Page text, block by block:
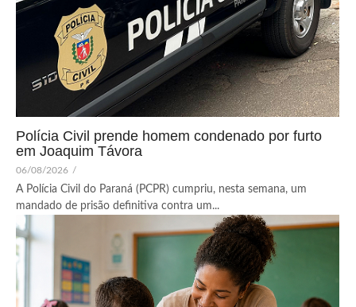
Polícia Civil prende homem condenado por furto
em Joaquim Távora
06/08/2026 /
A Polícia Civil do Paraná (PCPR) cumpriu, nesta semana, um
mandado de prisão definitiva contra um...